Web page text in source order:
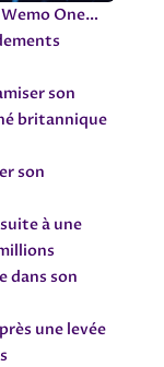
Wemo One…
son
une levée